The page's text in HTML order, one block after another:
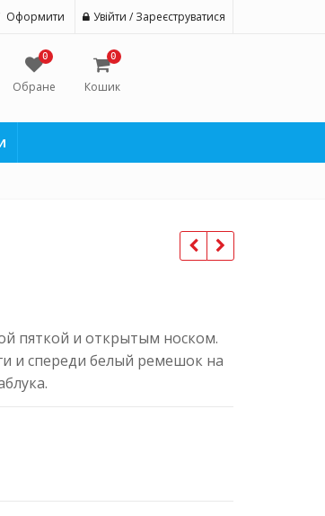
Оформити Увійти / Зареєструватися
0
Обране
0
Кошик
пяткой и открытым носком.
и спереди белый ремешок на